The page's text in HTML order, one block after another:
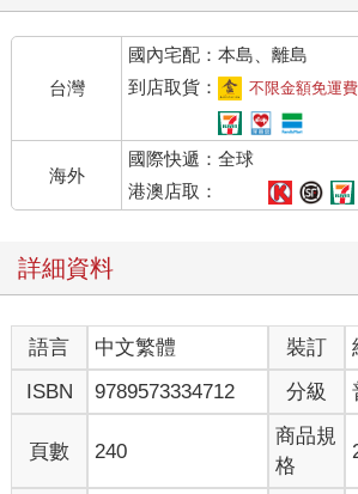
的對象，我不用手機也是這個原因，更何
我，順便告訴你，也沒有人會跟我一起去唱
我嘴笨，只要有人跟我說話，我就會忍不住
應對方，害怕別人看穿我的內心。我不知道
話，所以只是含糊地笑笑，結果讓人覺得
重蹈覆轍，我只好與人保持距離，盡量少跟
我曾分析過造成這一切的原因，最後認為也
話太當真了。如果擺明是開玩笑的話，那
跟誰講話，我都只會認真地回答，等周圍
候，才知道原來對方是在開玩笑。
「妳這個髮型很漂亮耶。」
小學時，短髮的我曾被一個女孩稱讚，我很
的感覺。之後的兩年，我都維持著同一種髮
升上中學以後，我才知道，她的話只不過是
學校走廊上，她領著幾個朋友與我擦肩而過
了我一下，接著對她的朋友耳語：
「這個女生之前就一直留這種髮型，其實一
台灣
國內宅配：本島、離島
到店取貨：
不限金額免運費
海外
國際快遞：全球
港澳店取：
詳細資料
語言 中文繁體 裝訂
ISBN
9789573334712 分級
頁數 240
商品規
格